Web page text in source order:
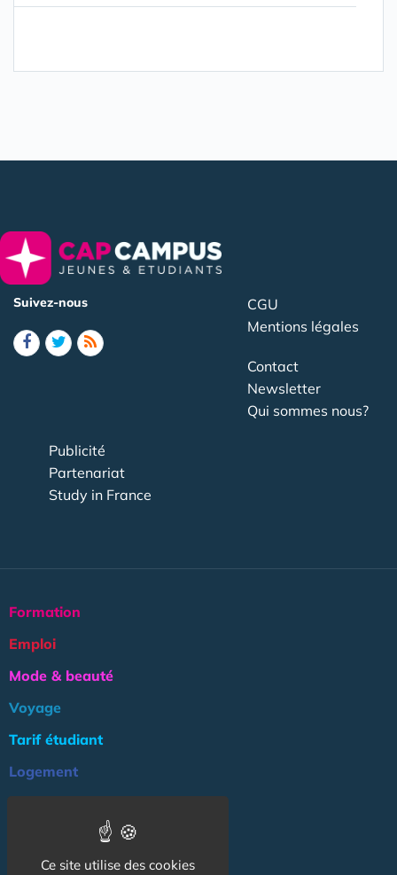
Suivez-nous
CGU
Mentions légales
Contact
Newsletter
Qui sommes nous?
Publicité
Partenariat
Study in France
Formation
Emploi
Mode & beauté
Voyage
Tarif étudiant
Logement
Association
Ce site utilise des cookies